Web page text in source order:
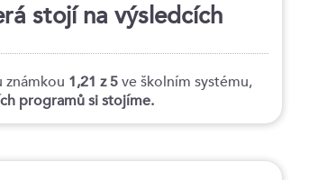
stojí na výsledcích
známkou 1,21 z 5ve školním systému,
programů si stojíme.